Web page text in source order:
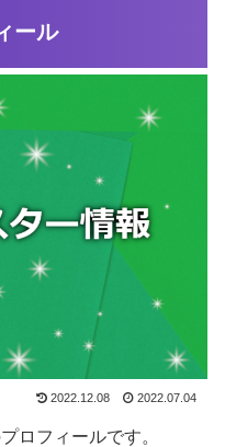
ール
2022.12.08 2022.07.04
ロフィールです。